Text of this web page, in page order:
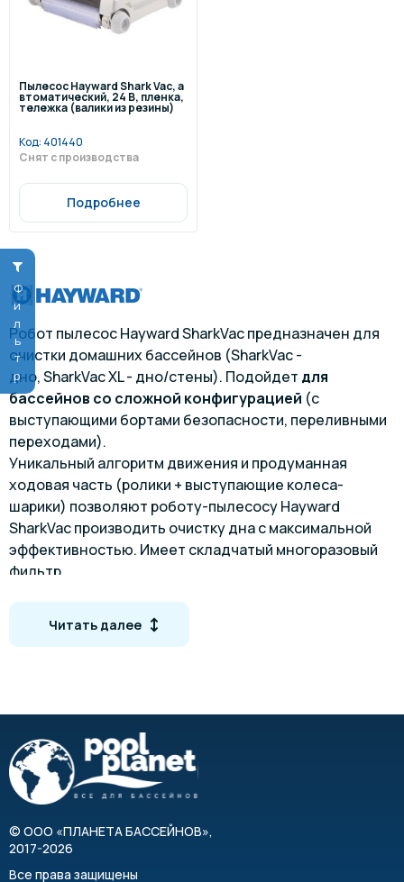
Фильтр
Пылесос Hayward Shark Vac, а
втоматический, 24 В, пленка,
тележка (валики из резины)
Код: 401440
Снят с производства
Подробнее
Робот пылесос Hayward SharkVac предназначен для
очистки домашних бассейнов (SharkVac -
дно, SharkVac XL - дно/стены). Подойдет для
бассейнов со сложной конфигурацией (с
выступающими бортами безопасности, переливными
переходами).
Уникальный алгоритм движения и продуманная
ходовая часть (ролики + выступающие колеса-
шарики) позволяют роботу-пылесосу Hayward
SharkVac производить очистку дна с максимальной
эффективностью. Имеет складчатый многоразовый
фильтр.
Особенности
Автоматическое управление
SharkVac имеет 2 валика в виде щётки, и
предназначен для чистки только дна плёночного
бассейна
SharkVac XL имеет как валик в вище щеточки, так и
валик в виде губки, предназначен для чистки дна и
Читать далее
© ООО «ПЛАНЕТА БАССЕЙНОВ»,
2017-2026
Все права защищены